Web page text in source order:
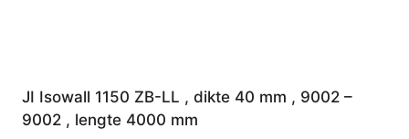
JI Isowall 1150 ZB-LL , dikte 40 mm , 9002 –
9002 , lengte 4000 mm